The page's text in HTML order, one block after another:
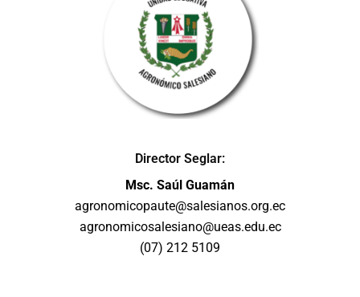
Director Seglar:
Msc. Saúl Guamán
agronomicopaute@salesianos.org.ec
agronomicosalesiano@ueas.edu.ec
(07) 212 5109